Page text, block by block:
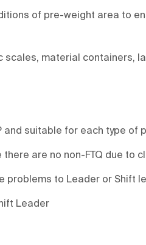
of pre-weight area to
material containers,
and suitable for each type of
are no non-FTQ due to
problems to Leader or Shift
Leader